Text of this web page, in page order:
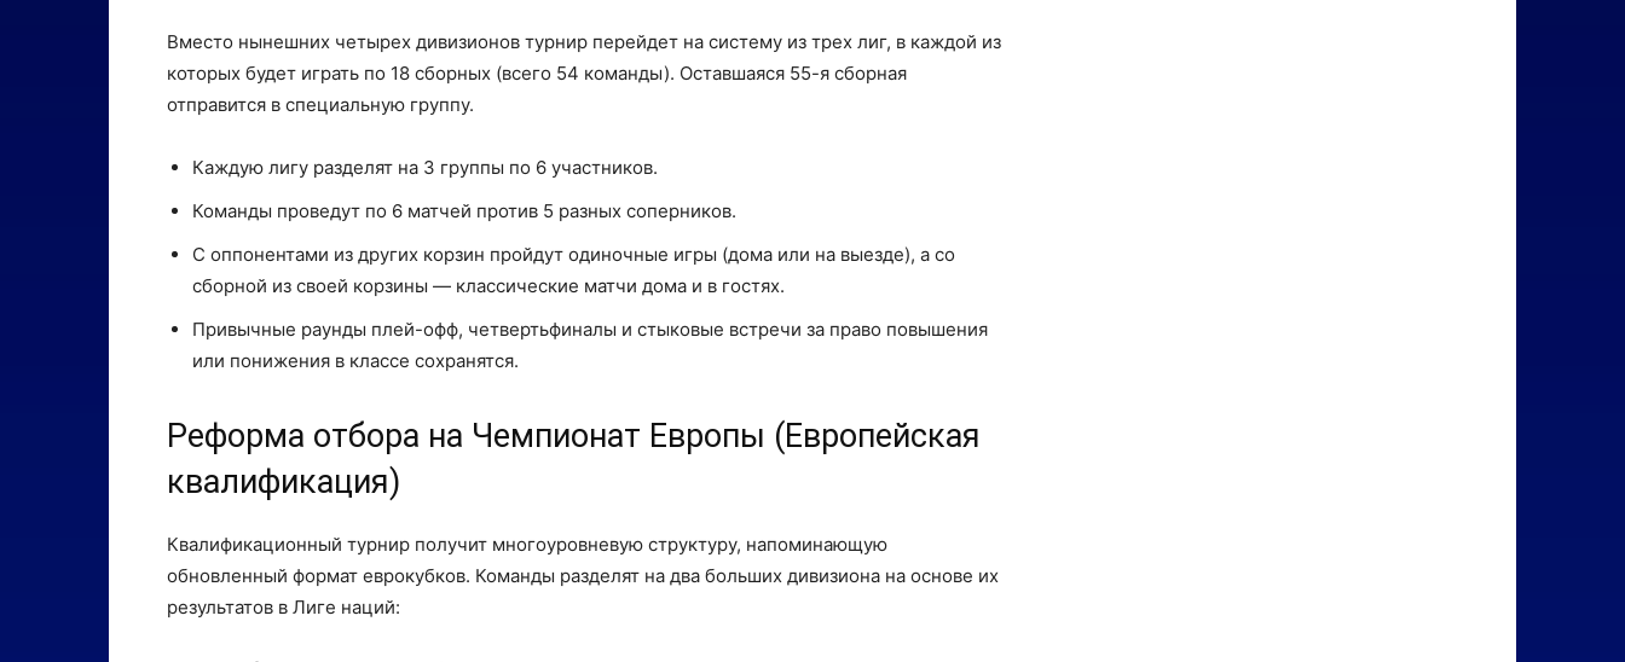
Вместо нынешних четырех дивизионов турнир перейдет на систему из трех лиг, в каждой из
которых будет играть по 18 сборных (всего 54 команды). Оставшаяся 55-я сборная
отправится в специальную группу.
Каждую лигу разделят на 3 группы по 6 участников.
Команды проведут по 6 матчей против 5 разных соперников.
С оппонентами из других корзин пройдут одиночные игры (дома или на выезде), а со
сборной из своей корзины — классические матчи дома и в гостях.
Привычные раунды плей-офф, четвертьфиналы и стыковые встречи за право повышения
или понижения в классе сохранятся.
Реформа отбора на Чемпионат Европы (Европейская
квалификация)
Квалификационный турнир получит многоуровневую структуру, напоминающую
обновленный формат еврокубков. Команды разделят на два больших дивизиона на основе их
результатов в Лиге наций: